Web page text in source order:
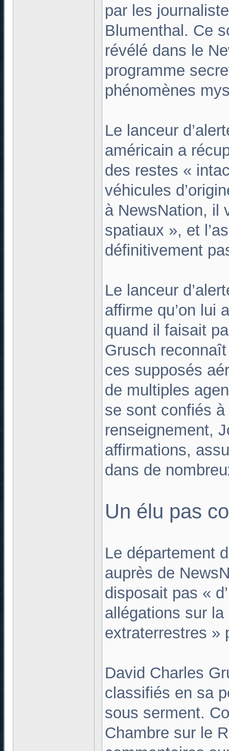
par les
Blumenthal. Ce
révélé dans le
programme
phénomènes
Le lanceur
américain a
des restes «
véhicules
à NewsNation, il
spatiaux », et
définitivement
Le lanceur
affirme qu’on lui
quand il faisait
Grusch
ces supposés
de multiples
se sont confiés
renseignement,
affirmations,
dans de
Un élu pas
Le département
auprès de
disposait pas «
allégations sur
extraterrestres »
David Charles
classifiés en sa
sous serment.
Chambre sur le